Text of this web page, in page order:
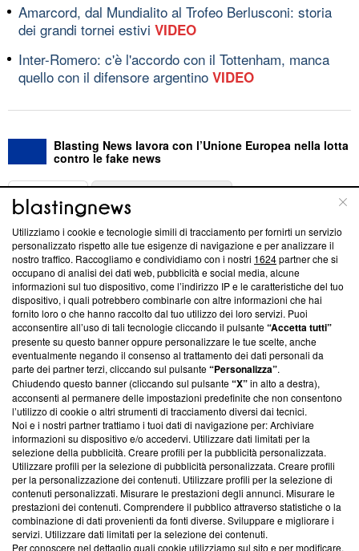
Amarcord, dal Mundialito al Trofeo Berlusconi: storia
dei grandi tornei estivi VIDEO
Inter-Romero: c'è l'accordo con il Tottenham, manca
quello con il difensore argentino VIDEO
Blasting News lavora con l’Unione Europea nella lotta
contro le fake news
ABOUT
Questa sezione offre informazioni trasparenti su Blasting
News, sui nostri processi editoriali e su come ci impegniamo a
creare news di qualità. Inoltre, afferma la nostra aderenza a
‘Trust Project - News with Integrity’Blasting News non è
ancora membro del programma, ma ha richiesto di farne
parte; Trust Project non ha ancora effettuato una verifica di
conformità agli standard.
Su di noi
Team editoriale
Corporate
Redazione
Informativa Privacy
Cookie Policy
Blasting SA, IDI CHE-247.845.224, Via Carlo Frasca, 3 - 6900
Utilizziamo i cookie e tecnologie simili di tracciamento per fornirti un servizio
personalizzato rispetto alle tue esigenze di navigazione e per analizzare il
nostro traffico. Raccogliamo e condividiamo con i nostri 1624partner che si
occupano di analisi dei dati web, pubblicità e social media, alcune
informazioni sul tuo dispositivo, come l’indirizzo IP e le caratteristiche del tuo
dispositivo, i quali potrebbero combinarle con altre informazioni che hai
fornito loro o che hanno raccolto dal tuo utilizzo dei loro servizi. Puoi
acconsentire all’uso di tali tecnologie cliccando il pulsante“Accetta tutti”
presente su questo banner oppure personalizzare le tue scelte, anche
eventualmente negando il consenso al trattamento dei dati personali da
parte dei partner terzi, cliccando sul pulsante“Personalizza”.
Chiudendo questo banner (cliccando sul pulsante“X”in alto a destra),
acconsenti al permanere delle impostazioni predefinite che non consentono
l’utilizzo di cookie o altri strumenti di tracciamento diversi dai tecnici.
Noi e i nostri partner trattiamo i tuoi dati di navigazione per: Archiviare
informazioni su dispositivo e/o accedervi. Utilizzare dati limitati per la
selezione della pubblicità. Creare profili per la pubblicità personalizzata.
Utilizzare profili per la selezione di pubblicità personalizzata. Creare profili
per la personalizzazione dei contenuti. Utilizzare profili per la selezione di
contenuti personalizzati. Misurare le prestazioni degli annunci. Misurare le
prestazioni dei contenuti. Comprendere il pubblico attraverso statistiche o la
combinazione di dati provenienti da fonti diverse. Sviluppare e migliorare i
servizi. Utilizzare dati limitati per la selezione dei contenuti.
Per conoscere nel dettaglio quali cookie utilizziamo sul sito e per modificare,